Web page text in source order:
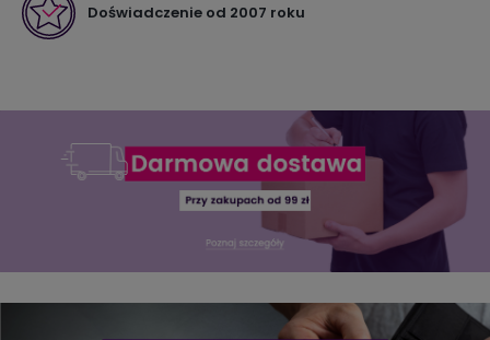
Doświadczenie od 2007 roku